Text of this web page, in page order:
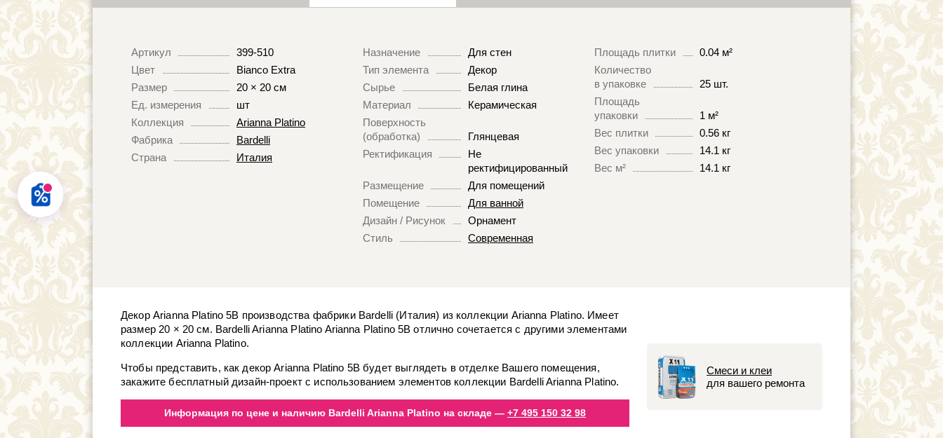
Артикул
399-510
Цвет
Bianco Extra
Размер
20 × 20 см
Ед. измерения
шт
Коллекция
Arianna Platino
Фабрика
Bardelli
Страна
Италия
Назначение
Для стен
Тип элемента
Декор
Сырье
Белая глина
Материал
Керамическая
Поверхность
(обработка)
Глянцевая
Ректификация
Не
ректифицированный
Размещение
Для помещений
Помещение
Для ванной
Дизайн / Рисунок
Орнамент
Стиль
Современная
Площадь плитки
0.04 м²
Количество
в упаковке
25 шт.
Площадь
упаковки
1 м²
Вес плитки
0.56 кг
Вес упаковки
14.1 кг
Вес м²
14.1 кг
Смеси и клеи
для вашего ремонта
Декор Arianna Platino 5B производства фабрики Bardelli (Италия) из коллекции Arianna Platino. Имеет
размер 20 × 20 см. Bardelli Arianna Platino Arianna Platino 5B отлично сочетается с другими элементами
коллекции Arianna Platino.
Чтобы представить, как декор Arianna Platino 5B будет выглядеть в отделке Вашего помещения,
закажите бесплатный дизайн-проект с использованием элементов коллекции Bardelli Arianna Platino.
Информация по цене и наличию Bardelli Arianna Platino на складе — +7 495 150 32 98